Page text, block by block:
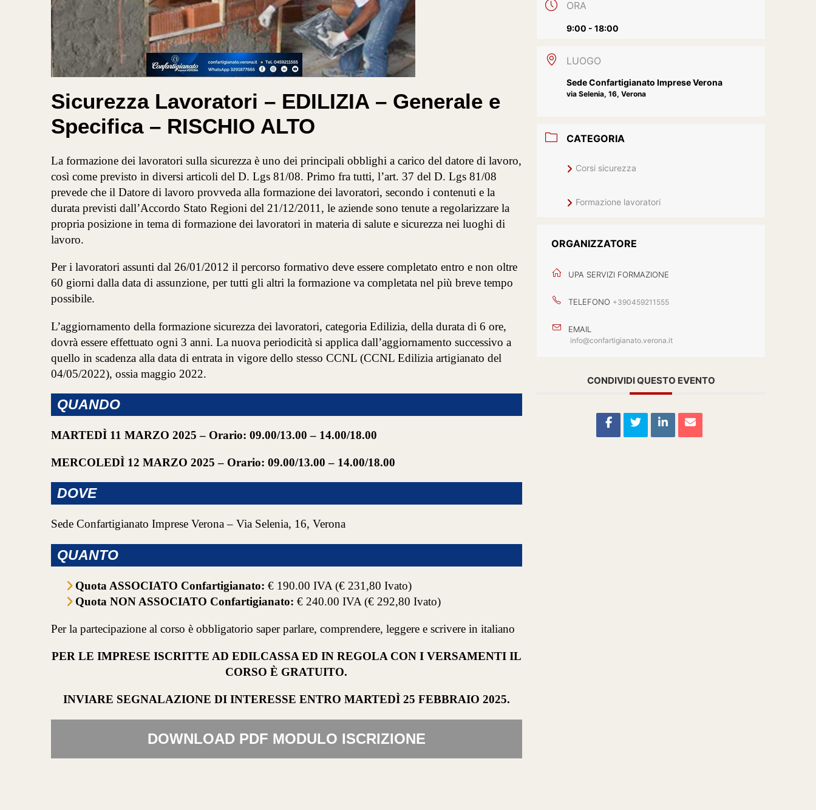
ORA
9:00 - 18:00
LUOGO
Sede Confartigianato Imprese Verona
via Selenia, 16, Verona
CATEGORIA
Corsi sicurezza
Formazione lavoratori
ORGANIZZATORE
UPA SERVIZI FORMAZIONE
TELEFONO +390459211555
EMAIL
info@confartigianato.verona.it
CONDIVIDI QUESTO EVENTO
Sicurezza Lavoratori – EDILIZIA – Generale e
Specifica – RISCHIO ALTO
La formazione dei lavoratori sulla sicurezza è uno dei principali obblighi a carico del datore di lavoro,
così come previsto in diversi articoli del D. Lgs 81/08. Primo fra tutti, l’art. 37 del D. Lgs 81/08
prevede che il Datore di lavoro provveda alla formazione dei lavoratori, secondo i contenuti e la
durata previsti dall’Accordo Stato Regioni del 21/12/2011, le aziende sono tenute a regolarizzare la
propria posizione in tema di formazione dei lavoratori in materia di salute e sicurezza nei luoghi di
lavoro.
Per i lavoratori assunti dal 26/01/2012 il percorso formativo deve essere completato entro e non oltre
60 giorni dalla data di assunzione, per tutti gli altri la formazione va completata nel più breve tempo
possibile.
L’aggiornamento della formazione sicurezza dei lavoratori, categoria Edilizia, della durata di 6 ore,
dovrà essere effettuato ogni 3 anni. La nuova periodicità si applica dall’aggiornamento successivo a
quello in scadenza alla data di entrata in vigore dello stesso CCNL (CCNL Edilizia artigianato del
04/05/2022), ossia maggio 2022.
QUANDO
MARTEDÌ 11 MARZO 2025– Orario: 09.00/13.00 – 14.00/18.00
MERCOLEDÌ 12 MARZO 2025– Orario: 09.00/13.00 – 14.00/18.00
DOVE
Sede Confartigianato Imprese Verona – Via Selenia, 16, Verona
QUANTO
Quota ASSOCIATO Confartigianato: € 190.00 IVA (€ 231,80 Ivato)
Quota NON ASSOCIATO Confartigianato: € 240.00 IVA (€ 292,80 Ivato)
Per la partecipazione al corso è obbligatorio saper parlare, comprendere, leggere e scrivere in italiano
PER LE IMPRESE ISCRITTE AD EDILCASSA ED IN REGOLA CON I VERSAMENTI IL
CORSO È GRATUITO.
INVIARE SEGNALAZIONE DI INTERESSE ENTRO MARTEDÌ 25 FEBBRAIO 2025.
DOWNLOAD PDF MODULO ISCRIZIONE